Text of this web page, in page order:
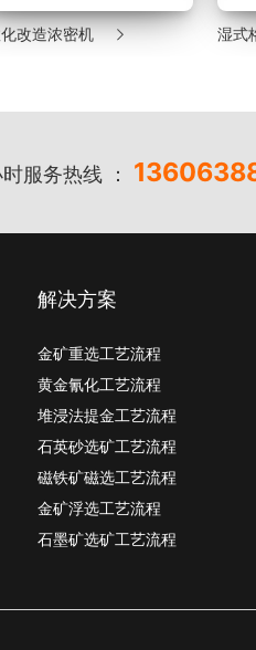
改造浓密机  湿式
服务热线 ：
解决方案
金矿重选工艺流程
黄金氰化工艺流程
堆浸法提金工艺流程
石英砂选矿工艺流程
磁铁矿磁选工艺流程
金矿浮选工艺流程
石墨矿选矿工艺流程